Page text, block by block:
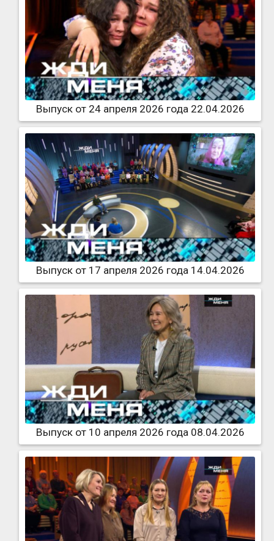
Выпуск от 24 апреля 2026 года 22.04.2026
Выпуск от 17 апреля 2026 года 14.04.2026
Выпуск от 10 апреля 2026 года 08.04.2026